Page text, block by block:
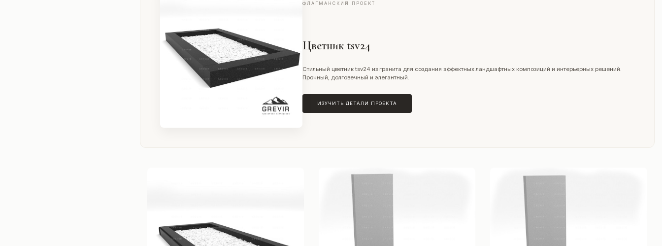
ФЛАГМАНСКИЙ ПРОЕКТ
Цветник tsv24
Стильный цветник tsv24 из гранита для создания эффектных ландшафтных композиций и интерьерных решений.
Прочный, долговечный и элегантный.
ИЗУЧИТЬ ДЕТАЛИ ПРОЕКТА